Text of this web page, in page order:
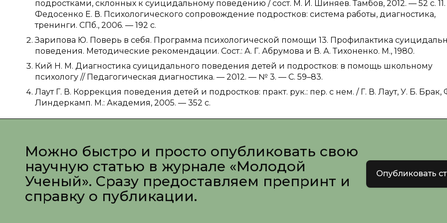
подростками, склонных к суицидальному поведению / сост. М. И. Шиняев. Тамбов, 2012. — 52 с. 11.
Федосенко Е. В. Психологического сопровождение подростков: система работы, диагностика,
тренинги. СПб., 2006. — 192 с.
Зарипова Ю. Поверь в себя. Программа психологической помощи 13. Профилактика
поведения. Методические рекомендации. Сост.: А. Г. Абрумова и В. А. Тихоненко. М., 1980.
Кий Н. М. Диагностика суицидального поведения детей и подростков: в помощь школьному
психологу // Педагогическая диагностика. — 2012. — № 3. — С. 59–83.
Лаут Г. В. Коррекция поведения детей и подростков: практ. рук.: пер. с нем. / Г. В. Лаут, У. Б. Брак,
Линдеркамп. М.: Академия, 2005. — 352 с.
Можно быстро и просто опубликовать свою
научную статью в журнале «Молодой
Ученый». Сразу предоставляем препринт и
справку о публикации.
Опубликовать